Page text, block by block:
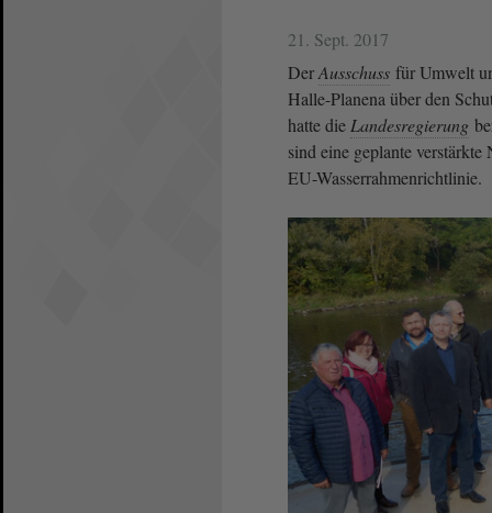
21. Sept. 2017
DerAusschuss für Umwelt
Halle-Planena über den
hatte die Landesregierung
sind eine geplante
EU-Wasserrahmenrichtlinie.